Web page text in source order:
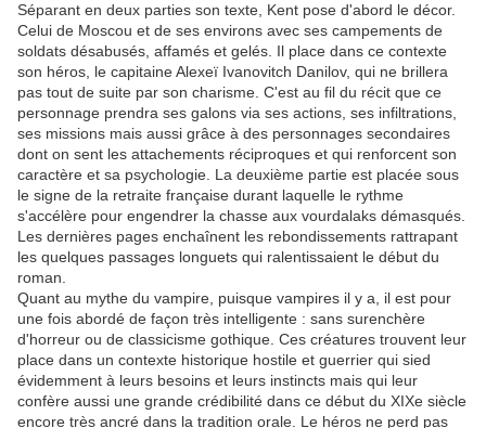
Séparant en deux parties son texte, Kent pose d'abord le décor.
Celui de Moscou et de ses environs avec ses campements de
soldats désabusés, affamés et gelés. Il place dans ce contexte
son héros, le capitaine Alexeï Ivanovitch Danilov, qui ne brillera
pas tout de suite par son charisme. C'est au fil du récit que ce
personnage prendra ses galons via ses actions, ses infiltrations,
ses missions mais aussi grâce à des personnages secondaires
dont on sent les attachements réciproques et qui renforcent son
caractère et sa psychologie. La deuxième partie est placée sous
le signe de la retraite française durant laquelle le rythme
s'accélère pour engendrer la chasse aux vourdalaks démasqués.
Les dernières pages enchaînent les rebondissements rattrapant
les quelques passages longuets qui ralentissaient le début du
roman.
Quant au mythe du vampire, puisque vampires il y a, il est pour
une fois abordé de façon très intelligente : sans surenchère
d'horreur ou de classicisme gothique. Ces créatures trouvent leur
place dans un contexte historique hostile et guerrier qui sied
évidemment à leurs besoins et leurs instincts mais qui leur
confère aussi une grande crédibilité dans ce début du XIXe siècle
encore très ancré dans la tradition orale. Le héros ne perd pas